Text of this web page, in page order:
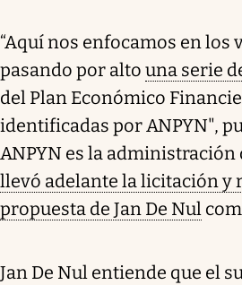
“Aquí nos enfocamos en los
pasando por alto una serie
del Plan Económico
identificadas por ANPYN",
ANPYN es la administración
llevó adelante la licitación y
propuesta de Jan De Nul
Jan De Nul entiende que el